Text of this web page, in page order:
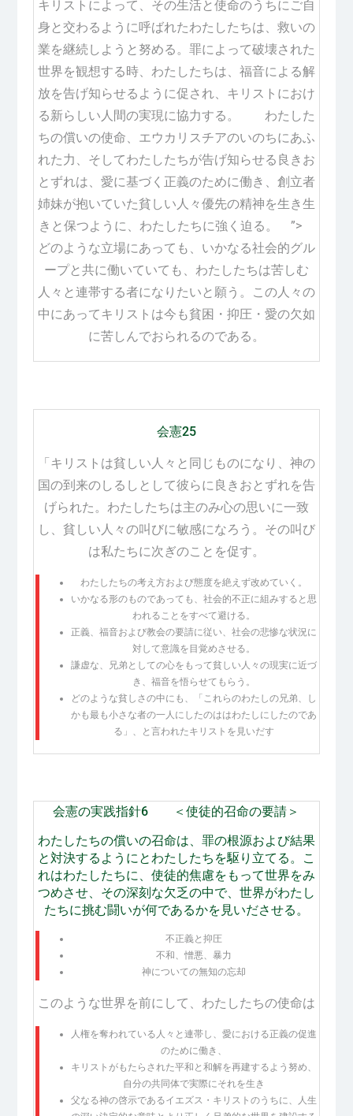
キリストによって、その生活と使命のうちにご自
身と交わるように呼ばれたわたしたちは、救いの
業を継続しようと努める。罪によって破壊された
世界を観想する時、わたしたちは、福音による解
放を告げ知らせるように促され、キリストにおけ
る新らしい人間の実現に協力する。 わたした
ちの償いの使命、エウカリスチアのいのちにあふ
れた力、そしてわたしたちが告げ知らせる良きお
とずれは、愛に基づく正義のために働き、創立者
姉妹が抱いていた貧しい人々優先の精神を生き生
きと保つように、わたしたちに強く迫る。 ”>
どのような立場にあっても、いかなる社会的グル
ープと共に働いていても、わたしたちは苦しむ
人々と連帯する者になりたいと願う。この人々の
中にあってキリストは今も貧困・抑圧・愛の欠如
に苦しんでおられるのである。
会憲25
「キリストは貧しい人々と同じものになり、神の
国の到来のしるしとして彼らに良きおとずれを告
げられた。わたしたちは主のみ心の思いに一致
し、貧しい人々の叫びに敏感になろう。その叫び
は私たちに次ぎのことを促す。
わたしたちの考え方および態度を絶えず改めていく。
いかなる形のものであっても、社会的不正に組みすると思
われることをすべて避ける。
正義、福音および教会の要請に従い、社会の悲惨な状況に
対して意識を目覚めさせる。
謙虚な、兄弟としての心をもって貧しい人々の現実に近づ
き、福音を悟らせてもらう。
どのような貧しさの中にも、「これらのわたしの兄弟、し
かも最も小さな者の一人にしたのははわたしにしたのであ
る」、と言われたキリストを見いだす
会憲の実践指針6 ＜使徒的召命の要請＞
わたしたちの償いの召命は、罪の根源および結果
と対決するようにとわたしたちを駆り立てる。こ
れはわたしたちに、使徒的焦慮をもって世界をみ
つめさせ、その深刻な欠乏の中で、世界がわたし
たちに挑む闘いが何であるかを見いださせる。
不正義と抑圧
不和、憎悪、暴力
神についての無知の忘却
このような世界を前にして、わたしたちの使命は
人権を奪われている人々と連帯し、愛における正義の促進
のために働き、
キリストがもたらされた平和と和解を再建するよう努め、
自分の共同体で実際にそれを生き
父なる神の啓示であるイエズス・キリストのうちに、人生